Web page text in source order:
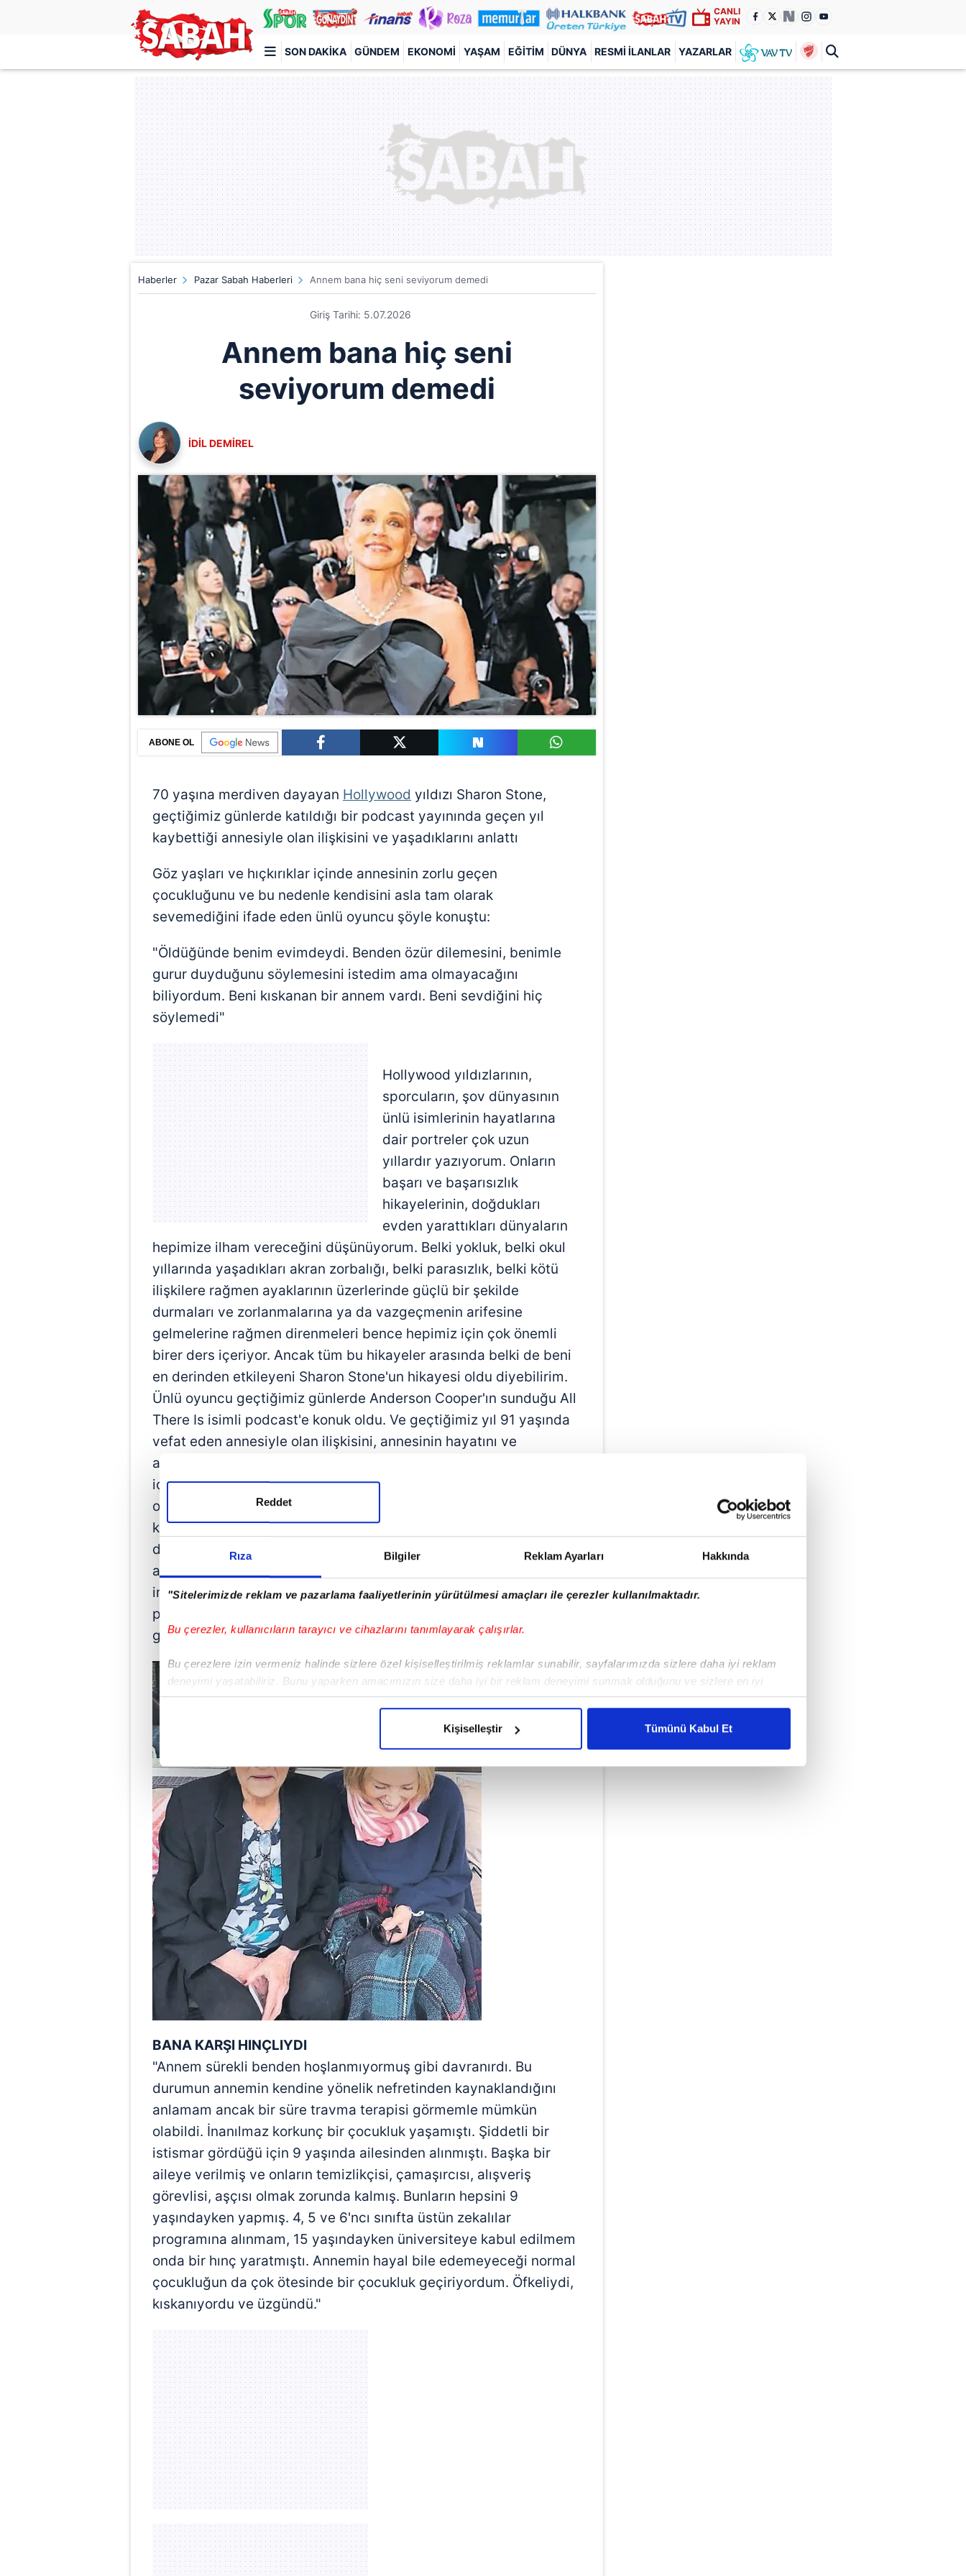
Rıza Bilgiler Reklam Ayarları Hakkında
"Sitelerimizde reklam ve pazarlama faaliyetlerinin yürütülmesi amaçları ile çerezler kullanılmaktadır.
Bu çerezler, kullanıcıların tarayıcı ve cihazlarını tanımlayarak çalışırlar.
Bu çerezlere izin vermeniz halinde sizlere özel kişiselleştirilmiş reklamlar sunabilir, sayfalarımızda sizlere daha iyi reklam
deneyimi yaşatabiliriz. Bunu yaparken amacımızın size daha iyi bir reklam deneyimi sunmak olduğunu ve sizlere en iyi
içerikleri sunabilmek adına elimizden gelen çabayı gösterdiğimizi ve bu noktada, reklamların maliyetlerimizi karşılamak
Her halükârda, kullanıcılar, bu çerezlere izin vermedikleri takdirde, kullanıcılara hedefli reklamlar gösterilmeyecektir."
Sizlere daha iyi bir hizmet sunabilmek için İnternet Sitemizde kendimize ve üçüncü kişilere ait çerezler kullanılmaktadır. Bu
çerezler vasıtasıyla çeşitli kişisel verileriniz işlenmekte olup gerekli olan çerezler bilgi toplumu hizmetlerinin sunulması
amacıyla kullanılmaktadır. Diğer çerezler, sitemizin daha işlevsel kılınması ve kişiselleştirilmesi ve sizlere yönelik
reklam/pazarlama faaliyetlerinin yapılması, amaçlarıyla sınırlı olarak açık rızanız dahilinde kullanılacaktır.
Çerezlere ilişkin tercihlerinizi aşağıda yer alan panel vasıtasıyla belirleyebilirsiniz. Çerezlere ilişkin detaylı bilgi için Ayarlar
butonuna tıklayabilir,Çerez Bilgilendirme Metnimizi ziyaret edebilirsiniz.
6698 sayılı Kişisel Verilerin Korunması Kanunu uyarınca hazırlanmış Aydınlatma Metnimizi okumak ve sitemizde ilgili
mevzuata uygun olarak kullanılan çerezlerle ilgili bilgi almak için lütfen
Reddet
Kişiselleştir Tümünü Kabul Et
CANLI
YAYIN
SON DAKIKA GÜNDEM EKONOMI YAŞAM EĞITIM DÜNYA RESMI İLANLAR YAZARLAR
Türkiye'nin en iyi haber sitesi
Haberler Pazar Sabah Haberleri Annem bana hiç seni seviyorum demedi
Giriş Tarihi: 5.07.2026
Annem bana hiç seni
seviyorum demedi
İDİL DEMİREL
ABONE OL
70 yaşına merdiven dayayan Hollywood yıldızı Sharon Stone,
geçtiğimiz günlerde katıldığı bir podcast yayınında geçen yıl
kaybettiği annesiyle olan ilişkisini ve yaşadıklarını anlattı
Göz yaşları ve hıçkırıklar içinde annesinin zorlu geçen
çocukluğunu ve bu nedenle kendisini asla tam olarak
sevemediğini ifade eden ünlü oyuncu şöyle konuştu:
"Öldüğünde benim evimdeydi. Benden özür dilemesini, benimle
gurur duyduğunu söylemesini istedim ama olmayacağını
biliyordum. Beni kıskanan bir annem vardı. Beni sevdiğini hiç
söylemedi"
Hollywood yıldızlarının,
sporcuların, şov dünyasının
ünlü isimlerinin hayatlarına
dair portreler çok uzun
yıllardır yazıyorum. Onların
başarı ve başarısızlık
hikayelerinin, doğdukları
evden yarattıkları dünyaların
hepimize ilham vereceğini düşünüyorum. Belki yokluk, belki okul
yıllarında yaşadıkları akran zorbalığı, belki parasızlık, belki kötü
ilişkilere rağmen ayaklarının üzerlerinde güçlü bir şekilde
durmaları ve zorlanmalarına ya da vazgeçmenin arifesine
gelmelerine rağmen direnmeleri bence hepimiz için çok önemli
birer ders içeriyor. Ancak tüm bu hikayeler arasında belki de beni
en derinden etkileyeni Sharon Stone'un hikayesi oldu diyebilirim.
Ünlü oyuncu geçtiğimiz günlerde Anderson Cooper'ın sunduğu All
There Is isimli podcast'e konuk oldu. Ve geçtiğimiz yıl 91 yaşında
vefat eden annesiyle olan ilişkisini, annesinin hayatını ve
annesinin kendi evinde nasıl son nefesini verdiğini göz yaşları
içinde anlattı. Tüm psikoloji kitaplarında annenin mutlak sevgi ve
onay olduğu anlatılır. Dünyayı sevmeyi de, sevilmeyi de,
kendimizden memnun olmayı, kendimizi sevmeyi ve kabul etmeyi
de annemizden öğreniriz biz. Ancak kendisi de yaralı olan bir
annenin bu içgüdüsel doğal sevgiyi çocuğuna vermesi neredeyse
imkansızdır. Aslına bakarsanız 68 yaşındaki Hollywood yıldızı o
podcast'te tam olarak böyle yaralı bir anneyle yaşadıklarını dile
getirdi.
BANA KARŞI HINÇLIYDI
"Annem sürekli benden hoşlanmıyormuş gibi davranırdı. Bu
durumun annemin kendine yönelik nefretinden kaynaklandığını
anlamam ancak bir süre travma terapisi görmemle mümkün
olabildi. İnanılmaz korkunç bir çocukluk yaşamıştı. Şiddetli bir
istismar gördüğü için 9 yaşında ailesinden alınmıştı. Başka bir
aileye verilmiş ve onların temizlikçisi, çamaşırcısı, alışveriş
görevlisi, aşçısı olmak zorunda kalmış. Bunların hepsini 9
yaşındayken yapmış. 4, 5 ve 6'ncı sınıfta üstün zekalılar
programına alınmam, 15 yaşındayken üniversiteye kabul edilmem
onda bir hınç yaratmıştı. Annemin hayal bile edemeyeceği normal
çocukluğun da çok ötesinde bir çocukluk geçiriyordum. Öfkeliydi,
kıskanıyordu ve üzgündü."